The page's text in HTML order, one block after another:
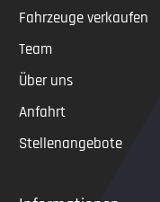
Fahrzeuge verkaufen
Team
Über uns
Anfahrt
Stellenangebote